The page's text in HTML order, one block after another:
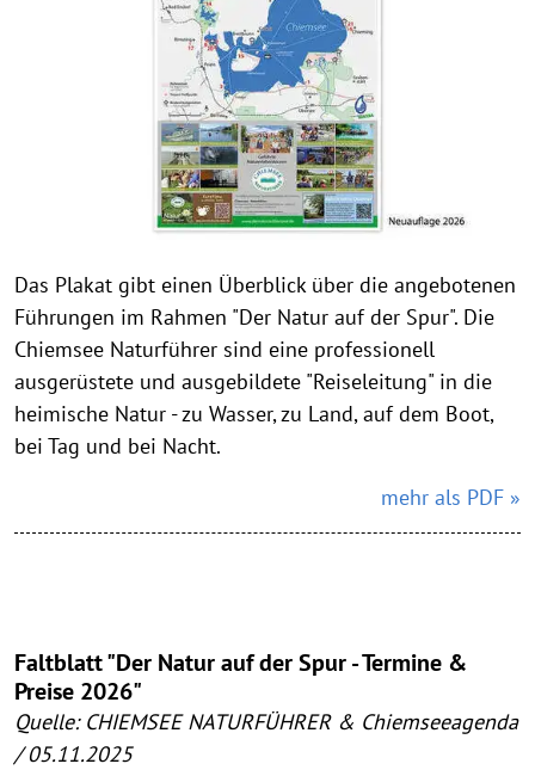
Das Plakat gibt einen Überblick über die angebotenen
Führungen im Rahmen "Der Natur auf der Spur". Die
Chiemsee Naturführer sind eine professionell
ausgerüstete und ausgebildete "Reiseleitung" in die
heimische Natur - zu Wasser, zu Land, auf dem Boot,
bei Tag und bei Nacht.
mehr als PDF »
Faltblatt "Der Natur auf der Spur - Termine &
Preise 2026"
Quelle: CHIEMSEE NATURFÜHRER & Chiemseeagenda
/ 05.11.2025